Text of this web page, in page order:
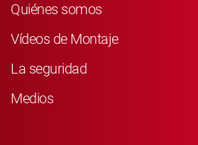
Quiénes somos
Vídeos de Montaje
La seguridad
Medios